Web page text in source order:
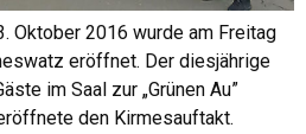
Oktober 2016 wurde am Freitag
eröffnet. Der diesjährige
im Saal zur „Grünen Au”
den Kirmesauftakt.